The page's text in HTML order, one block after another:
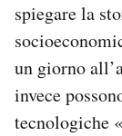
spiegare la
un giorno
invece
tecnologiche